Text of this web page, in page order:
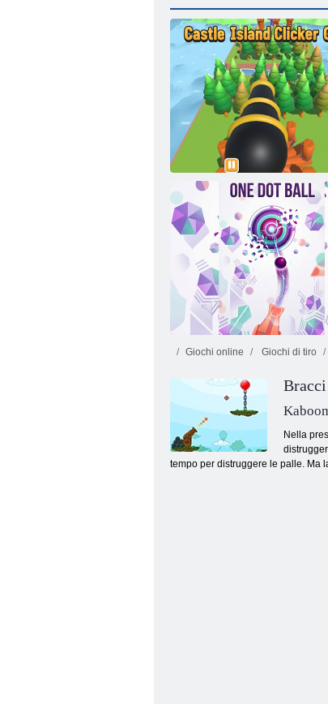
Gioco clicker di Castle Island
Giochi online Giochi di tiro
Bracci
Nella
tempo per distruggere le palle. Ma